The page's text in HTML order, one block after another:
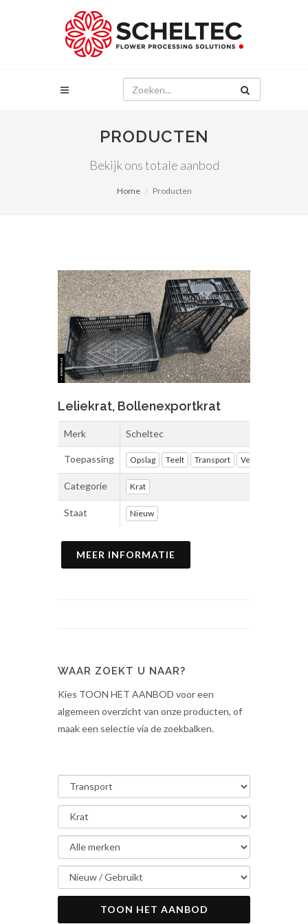
PRODUCTEN
Bekijk ons totale aanbod
Home Producten
Leliekrat, Bollenexportkrat
Merk Scheltec
Toepassing Opslag Teelt Transport
Categorie Krat
Staat Nieuw
MEER INFORMATIE
WAAR ZOEKT U NAAR?
Kies TOON HET AANBOD voor een
algemeen overzicht van onze producten, of
maak een selectie via de zoekbalken.
TOON HET AANBOD